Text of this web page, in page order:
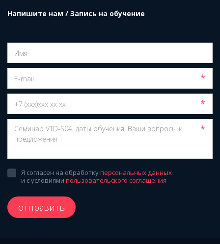
Напишите нам / Запись на обучение
*
*
*
Я согласен на обработкуперсональных данных
и с условиями пользовательского соглашения
отправить